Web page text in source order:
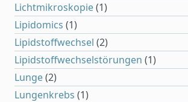
Lichtmikroskopie(1)
Lipidomics (1)
Lipidstoffwechsel (2)
Lipidstoffwechselstörungen (1)
Lunge(2)
Lungenkrebs (1)